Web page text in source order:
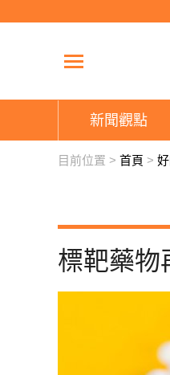
新聞觀點
目前位置 > 首頁 >
標靶藥